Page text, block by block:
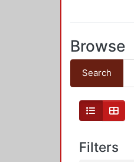
Browse
Search
Filters